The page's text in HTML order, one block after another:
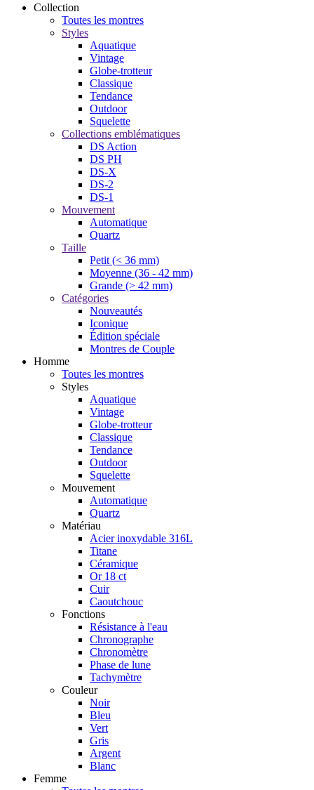
Collection
Toutes les montres
Styles
Aquatique
Vintage
Globe-trotteur
Classique
Tendance
Outdoor
Squelette
Collections emblématiques
DS Action
DS PH
DS-X
DS-2
DS-1
Mouvement
Automatique
Quartz
Taille
Petit (< 36 mm)
Moyenne (36 - 42 mm)
Grande (> 42 mm)
Catégories
Nouveautés
Iconique
Édition spéciale
Montres de Couple
Homme
Toutes les montres
Styles
Aquatique
Vintage
Globe-trotteur
Classique
Tendance
Outdoor
Squelette
Mouvement
Automatique
Quartz
Matériau
Acier inoxydable 316L
Titane
Céramique
Or 18 ct
Cuir
Caoutchouc
Fonctions
Résistance à l'eau
Chronographe
Chronomètre
Phase de lune
Tachymètre
Couleur
Noir
Bleu
Vert
Gris
Argent
Blanc
Femme